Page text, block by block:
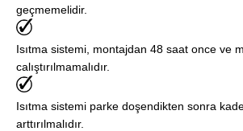
geçmemelidir.
Isıtma sistemi, montajdan 48 saat once ve
calıştırılmamalıdır.
Isıtma sistemi parke doşendikten sonra
arttırılmalıdır.